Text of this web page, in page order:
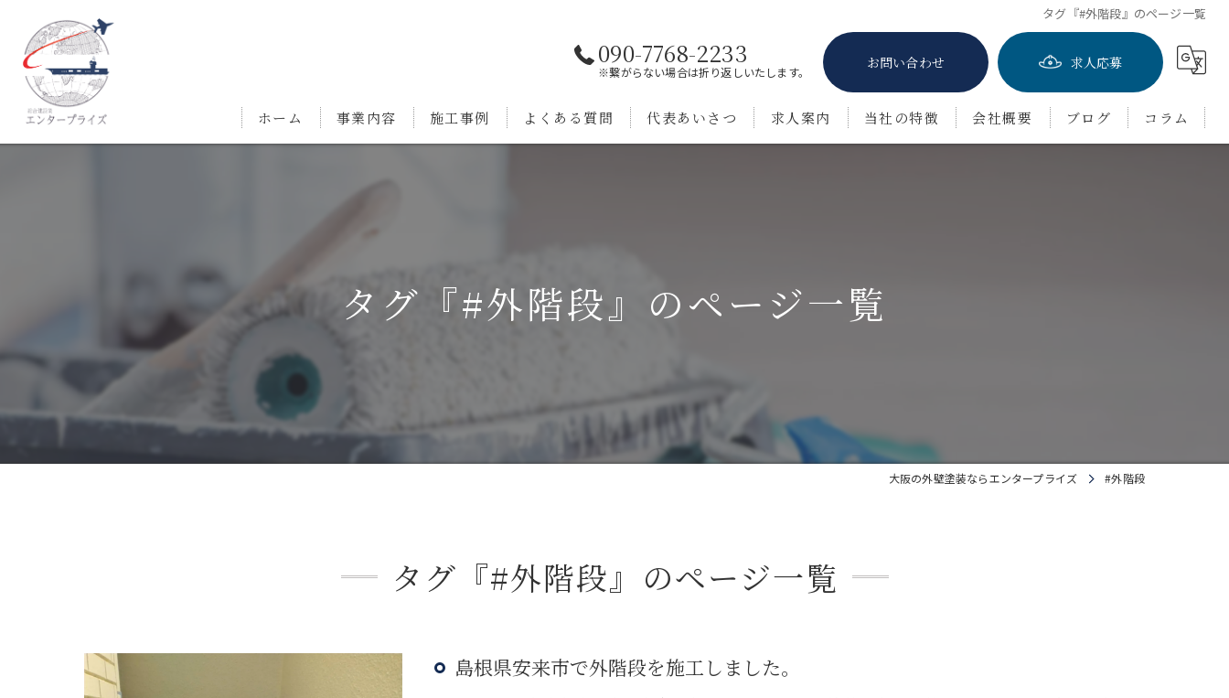
タグ『#外階段』のページ一覧
090-7768-2233
※繋がらない場合は折り返しいたします。
お問い合わせ 求人応募
ホーム 事業内容 施工事例 よくある質問 代表あいさつ 求人案内 当社の特徴
豊中市の外壁塗装
会社概要 ブログ コラム
タグ『#外階段』のページ一覧
大阪の外壁塗装ならエンタープライズ #外階段
タグ『#外階段』のページ一覧
島根県安来市で外階段を施工しました。